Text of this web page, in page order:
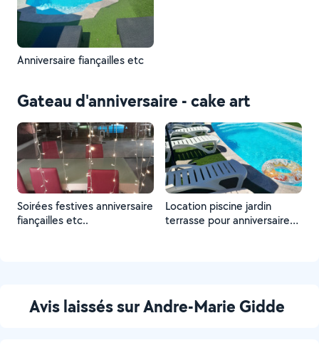
Anniversaire fiançailles etc
Gateau d'anniversaire - cake art
Soirées festives anniversaire
fiançailles etc..
Location piscine jardin
terrasse pour anniversaire
Avis laissés sur Andre-Marie Gidde